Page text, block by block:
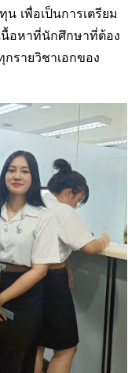
เพื่อเป็นการเตรียม
อหาที่นักศึกษาที่ต้อง
รายวิชาเอกของ